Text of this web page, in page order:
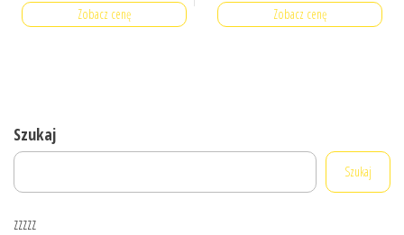
Zobacz cenę Zobacz cenę
Szukaj
Szukaj
zzzzz